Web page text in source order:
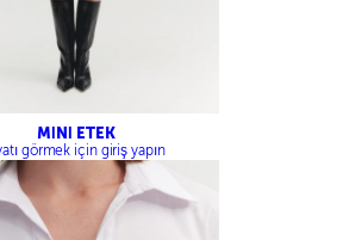
MİNİ ETEK
görmek için giriş yapın